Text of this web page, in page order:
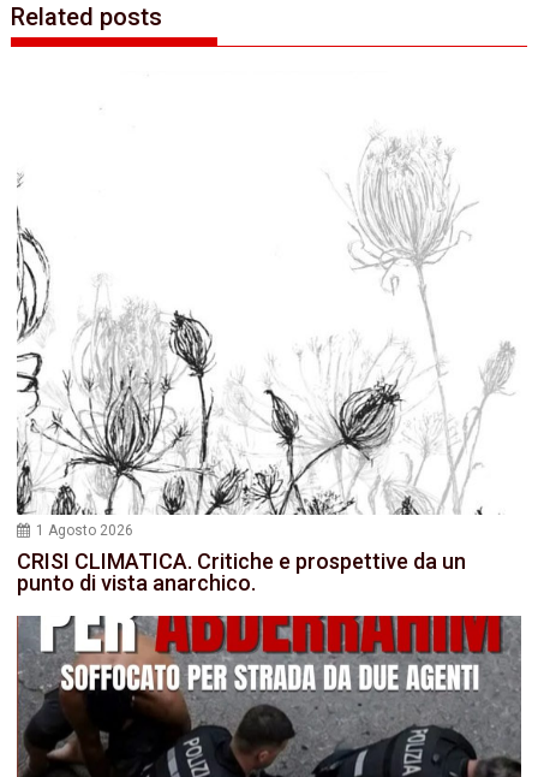
Related posts
1 Agosto 2026
CRISI CLIMATICA. Critiche e prospettive da un
punto di vista anarchico.